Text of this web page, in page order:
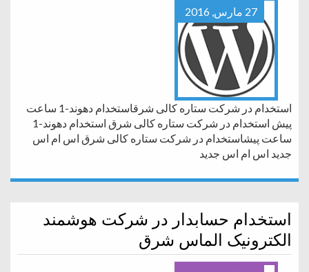
27 مارس, 2016
استخدام در شرکت ستاره کالی شرقاستخدام دهوند-1 ساعت
پیش استخدام در شرکت ستاره کالی شرق استخدام دهوند-1
ساعت پیشاستخدام در شرکت ستاره کالی شرق اس ام اس
جدید اس ام اس جدید
استخدام حسابدار در شرکت هوشمند
الکترونیک الماس شرق